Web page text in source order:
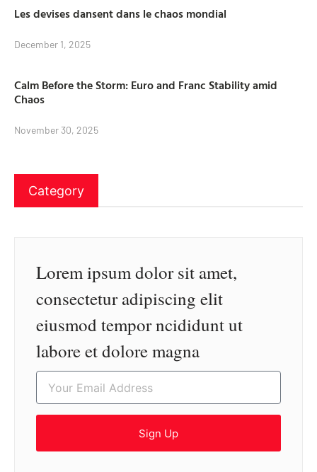
Les devises dansent dans le chaos mondial
December 1, 2025
Calm Before the Storm: Euro and Franc Stability amid
Chaos
November 30, 2025
Category
Lorem ipsum dolor sit amet,
consectetur adipiscing elit
eiusmod tempor ncididunt ut
labore et dolore magna
Sign Up